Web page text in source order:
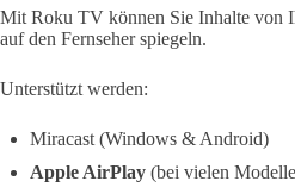
Mit Roku TV können Sie Inhalte von
auf den Fernseher spiegeln.
Unterstützt werden:
Miracast (Windows & Android)
Apple AirPlay (bei vielen